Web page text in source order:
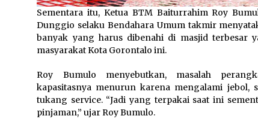
Sementara itu, Ketua BTM Baiturrahim Roy
Dunggio selaku Bendahara Umum takmir
banyak yang harus dibenahi di masjid terbesar
masyarakat Kota Gorontalo ini.
Roy Bumulo menyebutkan, masalah
kapasitasnya menurun karena mengalami jebol,
tukang service. “Jadi yang terpakai saat ini
pinjaman,” ujar Roy Bumulo.